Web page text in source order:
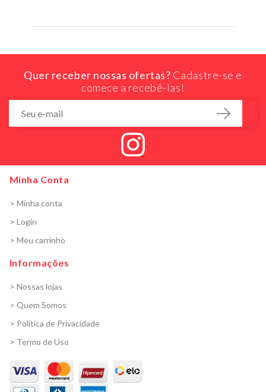
Quer receber nossas ofertas? Cadastre-se e
comece a recebê-las!
Minha Conta
> Minha conta
> Login
> Meu carrinho
Informações
> Nossas lojas
> Quem Somos
> Política de Privacidade
> Termo de Uso